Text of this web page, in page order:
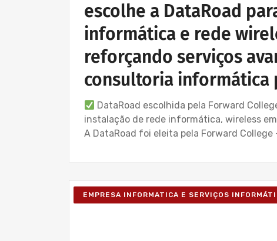
escolhe a DataRoad
informática e rede
reforçando serviços
consultoria informática
DataRoad escolhida pela Forward
instalação de rede informática, wireless
A DataRoad foi eleita pela Forward
EMPRESA INFORMATICA E SERVIÇOS